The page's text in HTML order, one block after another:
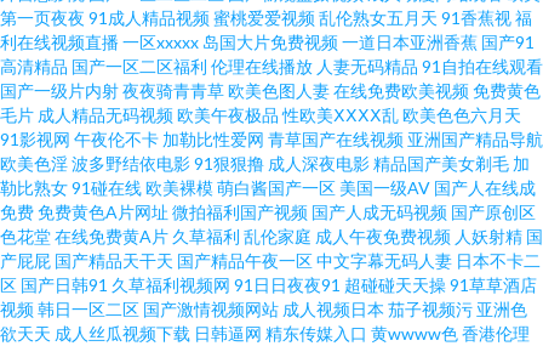
日本高清免费不卡 9277影 免费观看高清完整电视剧 中日韩AV日韩AV 九一精
品国产 伊人春色 国产醉酒强奷系列在线 亚洲妇女熟bbw 国产免费一区二区三
区 水牛影视 成人免费乱 欧美在线观看一区二区三区 51自拍视频男男 日韩欧
美亚洲在线 出轨人妻色图 日韩精品久久久免费 高清日韩无码色图网站 视频
网站一区二区三区 岛国搬运工最新网址一区二区 人澡人澡人澡91 97看看电
影院 免费视频在线播放成人福利一区导航 国语高清完整版在线播放 性生活自
第一页夜夜 91成人精品视频蜜桃爱爱视频乱伦熟女五月天 91香蕉视福
利在线视频直播一区xxxxx 岛国大片免费视频一道日本亚洲香蕉 国产91
高清精品 国产一区二区福利 伦理在线播放 人妻无码精品 91自拍在线观看
国产一级片内射夜夜骑青青草欧美色图人妻在线免费欧美视频免费黄色
毛片 成人精品无码视频欧美午夜极品 性欧美ⅩⅩⅩⅩ乱欧美色色六月天
91影视网 午夜伦不卡 加勒比性爱网 青草国产在线视频 亚洲国产精品导航
欧美色淫波多野结依电影91狠狠撸 成人深夜电影精品国产美女剃毛 加
勒比熟女91碰在线欧美裸模萌白酱国产一区 美国一级AV 国产人在线成
免费免费黄色A片网址 微拍福利国产视频 国产人成无码视频 国产原创区
色花堂在线免费黄A片 久草福利 乱伦家庭 成人午夜免费视频 人妖射精 国
产屁屁 国产精品天干天 国产精品午夜一区中文字幕无码人妻 日本不卡二
区 国产日韩91 久草福利视频网 91日日夜夜91 超碰碰天天操91草草酒店
视频韩日一区二区 国产激情视频网站 成人视频日本 茄子视频污 亚洲色
欲天天 成人丝瓜视频下载 日韩逼网 精东传媒入口 黄wwww色香港伦理